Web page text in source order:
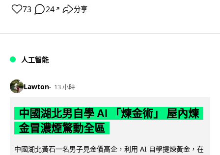
73 24 ↗ 分享
人工智能
Lawton 13 小時
中國湖北男自學 AI 「煉金術」 屋內煉
金冒濃煙驚動全區
中國湖北黃石一名男子見金價高企，利用 AI 自學提煉黃金，在